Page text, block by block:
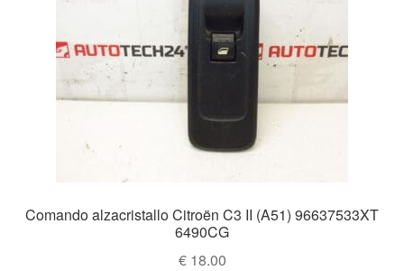
Comando alzacristallo Citroën C3 II (A51) 96637533XT
6490CG
€18.00